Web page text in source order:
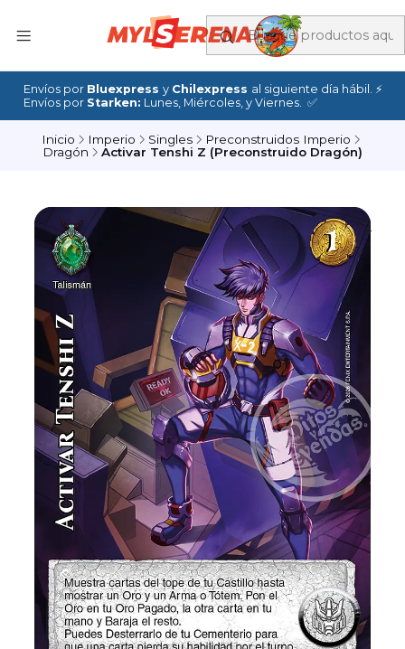
Envíos por Bluexpress y Chilexpress al siguiente día hábil. ⚡
Envíos por Starken: Lunes, Miércoles, y Viernes. ✅
Inicio Imperio Singles
Preconstruidos Imperio
Dragón
Activar Tenshi Z (Preconstruido Dragón)